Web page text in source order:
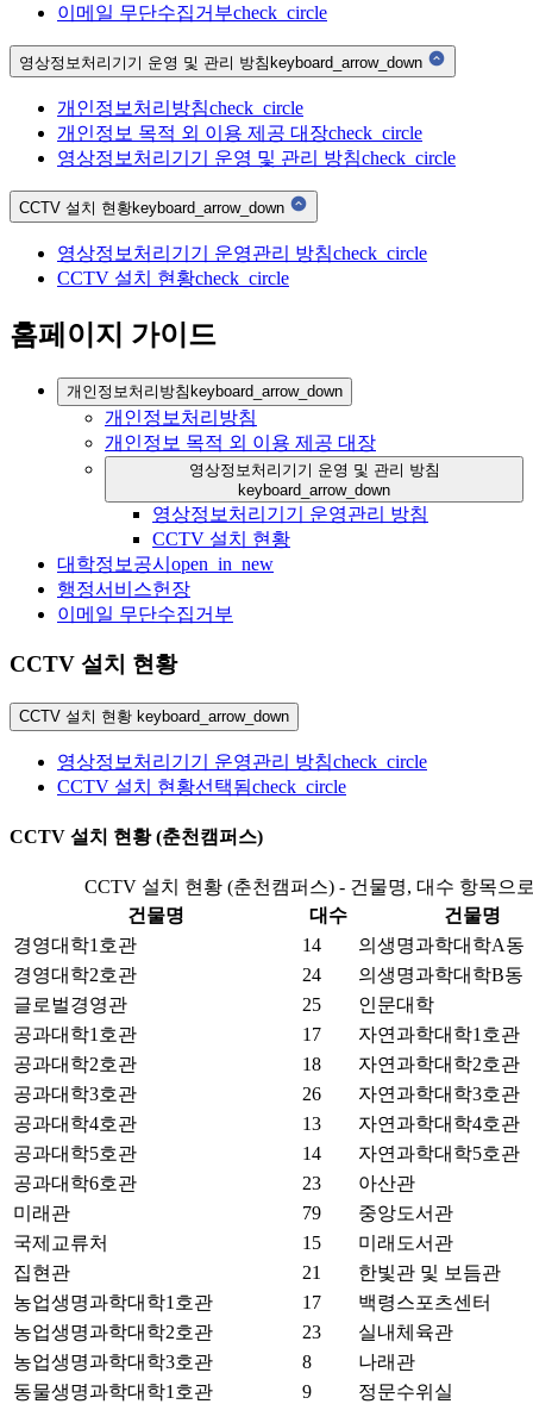
이메일 무단수집거부check_circle
영상정보처리기기 운영 및 관리 방침keyboard_arrow_down
개인정보처리방침check_circle
개인정보 목적 외 이용 제공 대장check_circle
영상정보처리기기 운영 및 관리 방침check_circle
CCTV 설치 현황keyboard_arrow_down
영상정보처리기기 운영관리 방침check_circle
CCTV 설치 현황check_circle
홈페이지 가이드
개인정보처리방침keyboard_arrow_down
개인정보처리방침
개인정보 목적 외 이용 제공 대장
영상정보처리기기 운영 및 관리 방침
keyboard_arrow_down
영상정보처리기기 운영관리 방침
CCTV 설치 현황
대학정보공시 open_in_new
행정서비스헌장
이메일 무단수집거부
CCTV 설치 현황
CCTV 설치 현황 keyboard_arrow_down
영상정보처리기기 운영관리 방침check_circle
CCTV 설치 현황선택됨check_circle
CCTV 설치 현황 (춘천캠퍼스)
CCTV 설치 현황 (춘천캠퍼스) - 건물명, 대수 항목으
건물명
대수
건물명
경영대학1호관
14
의생명과학대학A동
경영대학2호관
24
의생명과학대학B동
글로벌경영관
25
인문대학
공과대학1호관
17
자연과학대학1호관
공과대학2호관
18
자연과학대학2호관
공과대학3호관
26
자연과학대학3호관
공과대학4호관
13
자연과학대학4호관
공과대학5호관
14
자연과학대학5호관
공과대학6호관
23
아산관
미래관
79
중앙도서관
국제교류처
15
미래도서관
집현관
21
한빛관 및 보듬관
농업생명과학대학1호관
17
백령스포츠센터
농업생명과학대학2호관
23
실내체육관
농업생명과학대학3호관
8
나래관
동물생명과학대학1호관
9
정문수위실